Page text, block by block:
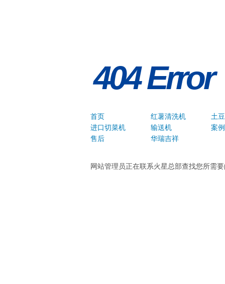
404
首页 红薯清洗机
土
进口切菜机
输送机
案例
售后
华瑞吉祥
网站管理员正在联系火星总部查找您所需